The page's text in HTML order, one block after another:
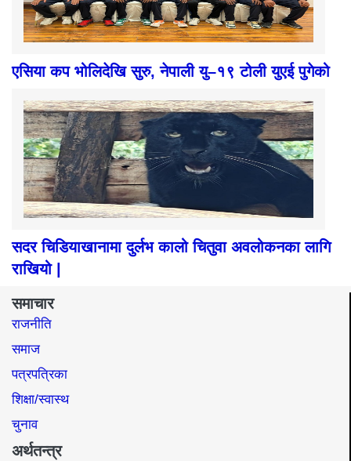
एसिया कप भोलिदेखि सुरु, नेपाली यु–१९ टोली युएई पुगेको
सदर चिडियाखानामा दुर्लभ कालो चितुवा अवलोकनका लागि
राखियो |
समाचार
राजनीति
समाज​
पत्रपत्रिका
शिक्षा/स्वास्थ
चुनाव
अर्थतन्त्र